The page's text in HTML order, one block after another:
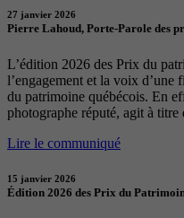
27 janvier 2026
Pierre Lahoud, Porte-Parole des
L’édition 2026 des Prix du
l’engagement et la voix d’une
du patrimoine québécois. En
photographe réputé, agit à
Lire le communiqué
15 janvier 2026
Édition 2026 des Prix du